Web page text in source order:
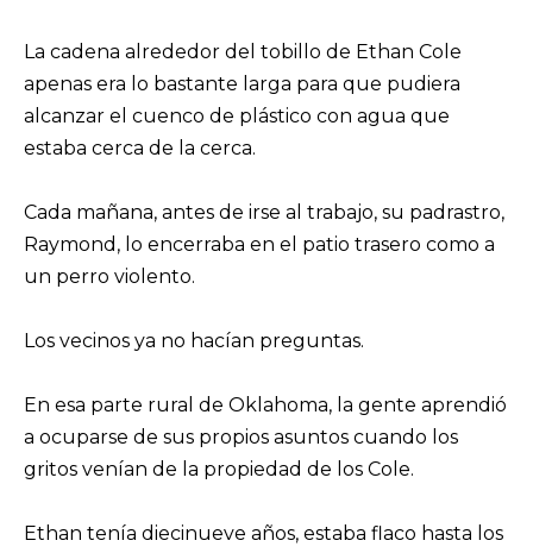
La cadena alrededor del tobillo de Ethan Cole
apenas era lo bastante larga para que pudiera
alcanzar el cuenco de plástico con agua que
estaba cerca de la cerca.
Cada mañana, antes de irse al trabajo, su padrastro,
Raymond, lo encerraba en el patio trasero como a
un perro violento.
Los vecinos ya no hacían preguntas.
En esa parte rural de Oklahoma, la gente aprendió
a ocuparse de sus propios asuntos cuando los
gritos venían de la propiedad de los Cole.
Ethan tenía diecinueve años, estaba flaco hasta los